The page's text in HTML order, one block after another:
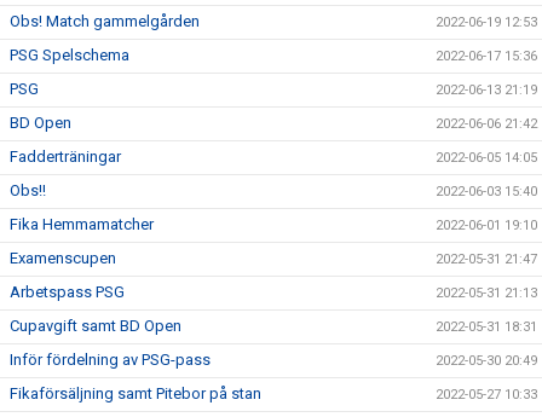
Obs! Match gammelgården 2022-06-19 12:53
PSG Spelschema 2022-06-17 15:36
PSG 2022-06-13 21:19
BD Open 2022-06-06 21:42
Fadderträningar 2022-06-05 14:05
Obs!! 2022-06-03 15:40
Fika Hemmamatcher 2022-06-01 19:10
Examenscupen 2022-05-31 21:47
Arbetspass PSG 2022-05-31 21:13
Cupavgift samt BD Open 2022-05-31 18:31
Inför fördelning av PSG-pass 2022-05-30 20:49
Fikaförsäljning samt Pitebor på stan 2022-05-27 10:33